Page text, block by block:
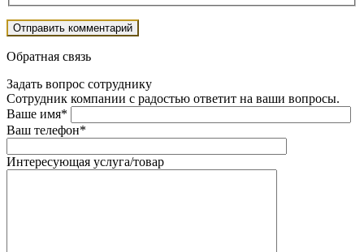
Обратная связь
Задать вопрос сотруднику
Сотрудник компании с радостью ответит на ваши вопросы.
Ваше имя*
Ваш телефон*
Интересующая услуга/товар